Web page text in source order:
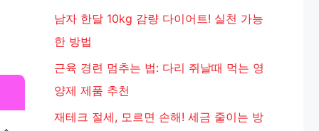
남자 한달 10kg 감량 다이어트! 실천 가능
한 방법
근육 경련 멈추는 법: 다리 쥐날때 먹는 영
양제 제품 추천
재테크 절세, 모르면 손해! 세금 줄이는 방